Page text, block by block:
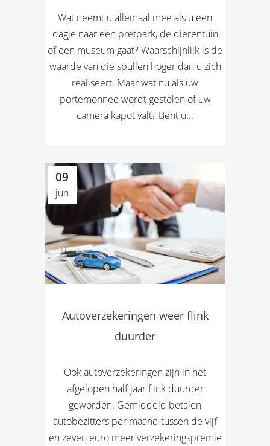
Wat neemt u allemaal mee als u een
dagje naar een pretpark, de dierentuin
of een museum gaat? Waarschijnlijk is de
waarde van die spullen hoger dan u zich
realiseert. Maar wat nu als uw
portemonnee wordt gestolen of uw
camera kapot valt? Bent u...
09
jun
Autoverzekeringen weer flink
duurder
Ook autoverzekeringen zijn in het
afgelopen half jaar flink duurder
geworden. Gemiddeld betalen
autobezitters per maand tussen de vijf
en zeven euro meer verzekeringspremie